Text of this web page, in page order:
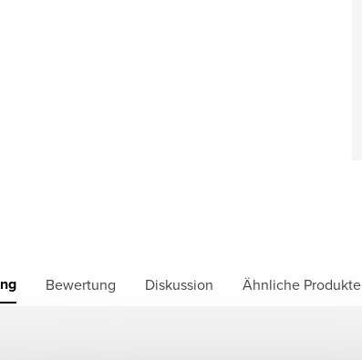
Bewertung Diskussion Ähnliche Produkte